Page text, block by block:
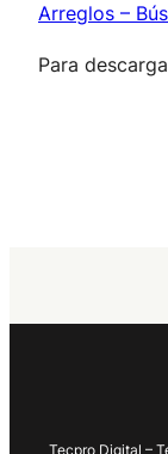
Arreglos –
Para
Tecpro Digital –